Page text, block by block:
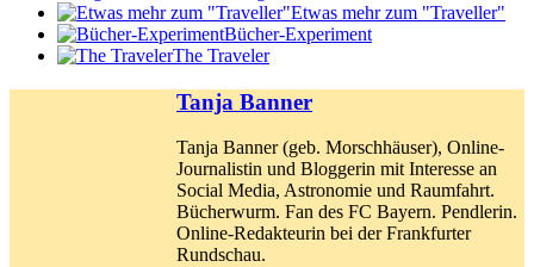
Etwas mehr zum "Traveller"
Bücher-Experiment
The Traveler
Tanja Banner
Tanja Banner (geb. Morschhäuser), Online-
Journalistin und Bloggerin mit Interesse an
Social Media, Astronomie und Raumfahrt.
Bücherwurm. Fan des FC Bayern. Pendlerin.
Online-Redakteurin bei der Frankfurter
Rundschau.